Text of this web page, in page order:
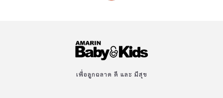
เพื่อลูกฉลาด ดี และ มีสุข